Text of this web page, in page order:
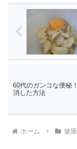
60代のガンコな便秘
消した方法
ホーム 健康